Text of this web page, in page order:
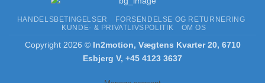
HANDELSBETINGELSER
FORSENDELSE OG RETURNERING
KUNDE- & PRIVATLIVSPOLITIK
OM OS
Copyright 2026 © In2motion, Vægtens Kvarter 20, 6710
Esbjerg V, +45 4123 3637